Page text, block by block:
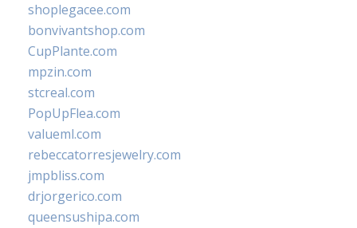
shoplegacee.com
bonvivantshop.com
CupPlante.com
mpzin.com
stcreal.com
PopUpFlea.com
valueml.com
rebeccatorresjewelry.com
jmpbliss.com
drjorgerico.com
queensushipa.com